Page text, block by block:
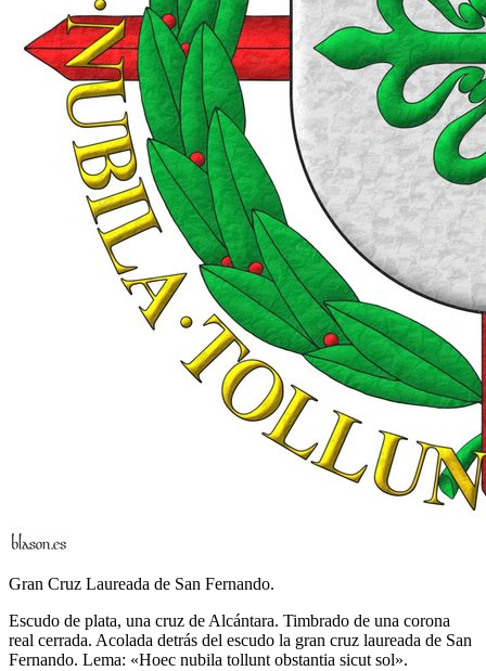
Gran Cruz Laureada de San Fernando.
Escudo de plata, una cruz de Alcántara. Timbrado de una corona
real cerrada. Acolada detrás del escudo la gran cruz laureada de San
Fernando. Lema: «Hoec nubila tollunt obstantia sicut sol».